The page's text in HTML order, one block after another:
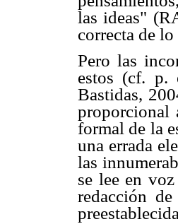
las ideas"
correcta de
Pero las
estos (cf. p.
Bastidas,
proporcional
formal de la
una errada
las
se lee en
redacción